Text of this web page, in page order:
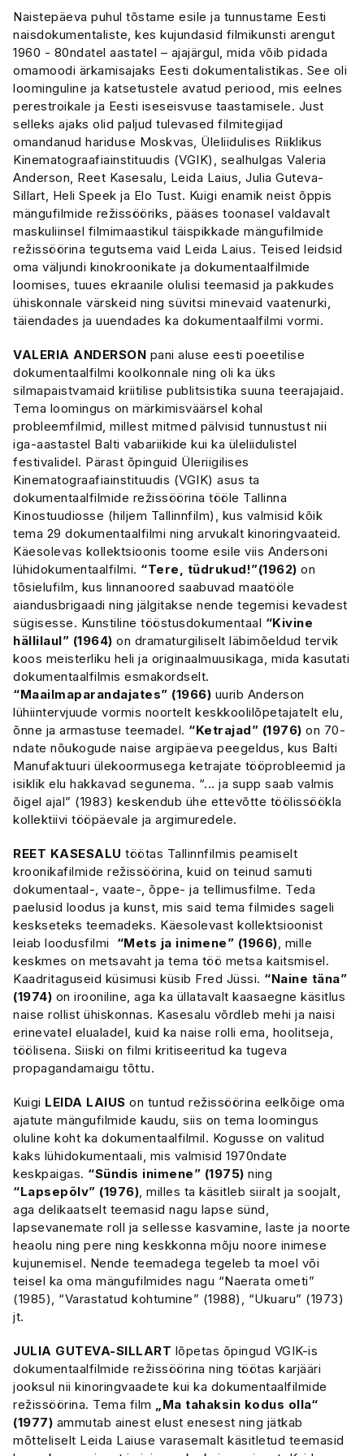
Naistepäeva puhul tõstame esile ja tunnustame Eesti
naisdokumentaliste, kes kujundasid filmikunsti arengut
1960 - 80ndatel aastatel – ajajärgul, mida võib pidada
omamoodi ärkamisajaks Eesti dokumentalistikas. See oli
loominguline ja katsetustele avatud periood, mis eelnes
perestroikale ja Eesti iseseisvuse taastamisele. Just
selleks ajaks olid paljud tulevased filmitegijad
omandanud hariduse Moskvas, Üleliidulises Riiklikus
Kinematograafiainstituudis (VGIK), sealhulgas Valeria
Anderson, Reet Kasesalu, Leida Laius, Julia Guteva-
Sillart, Heli Speek ja Elo Tust. Kuigi enamik neist õppis
mängufilmide režissööriks, pääses toonasel valdavalt
maskuliinsel filmimaastikul täispikkade mängufilmide
režissöörina tegutsema vaid Leida Laius. Teised leidsid
oma väljundi kinokroonikate ja dokumentaalfilmide
loomises, tuues ekraanile olulisi teemasid ja pakkudes
ühiskonnale värskeid ning süvitsi minevaid vaatenurki,
täiendades ja uuendades ka dokumentaalfilmi vormi.
VALERIA ANDERSON pani aluse eesti poeetilise
dokumentaalfilmi koolkonnale ning oli ka üks
silmapaistvamaid kriitilise publitsistika suuna teerajajaid.
Tema loomingus on märkimisväärsel kohal
probleemfilmid, millest mitmed pälvisid tunnustust nii
iga-aastastel Balti vabariikide kui ka üleliidulistel
festivalidel. Pärast õpinguid Üleriigilises
Kinematograafiainstituudis (VGIK) asus ta
dokumentaalfilmide režissöörina tööle Tallinna
Kinostuudiosse (hiljem Tallinnfilm), kus valmisid kõik
tema 29 dokumentaalfilmi ning arvukalt kinoringvaateid.
Käesolevas kollektsioonis toome esile viis Andersoni
lühidokumentaalfilmi. “Tere, tüdrukud!”(1962) on
tõsielufilm, kus linnanoored saabuvad maatööle
aiandusbrigaadi ning jälgitakse nende tegemisi kevadest
sügisesse. Kunstiline tööstusdokumentaal “Kivine
hällilaul” (1964) on dramaturgiliselt läbimõeldud tervik
koos meisterliku heli ja originaalmuusikaga, mida kasutati
dokumentaalfilmis esmakordselt.
“Maailmaparandajates” (1966) uurib Anderson
lühiintervjuude vormis noortelt keskkoolilõpetajatelt elu,
õnne ja armastuse teemadel. “Ketrajad” (1976) on 70-
ndate nõukogude naise argipäeva peegeldus, kus Balti
Manufaktuuri ülekoormusega ketrajate tööprobleemid ja
isiklik elu hakkavad segunema. “... ja supp saab valmis
õigel ajal” (1983) keskendub ühe ettevõtte töölissöökla
kollektiivi tööpäevale ja argimuredele.
REET KASESALU töötas Tallinnfilmis peamiselt
kroonikafilmide režissöörina, kuid on teinud samuti
dokumentaal-, vaate-, õppe- ja tellimusfilme. Teda
paelusid loodus ja kunst, mis said tema filmides sageli
keskseteks teemadeks. Käesolevast kollektsioonist
leiab loodusfilmi
“Mets ja inimene” (1966), mille
keskmes on metsavaht ja tema töö metsa kaitsmisel.
Kaadritaguseid küsimusi küsib Fred Jüssi. “Naine täna”
(1974) on irooniline, aga ka üllatavalt kaasaegne käsitlus
naise rollist ühiskonnas. Kasesalu võrdleb mehi ja naisi
erinevatel elualadel, kuid ka naise rolli ema, hoolitseja,
töölisena. Siiski on filmi kritiseeritud ka tugeva
propagandamaigu tõttu.
Kuigi LEIDA LAIUS on tuntud režissöörina eelkõige oma
ajatute mängufilmide kaudu, siis on tema loomingus
oluline koht ka dokumentaalfilmil. Kogusse on valitud
kaks lühidokumentaali, mis valmisid 1970ndate
keskpaigas. “Sündis inimene” (1975) ning
“Lapsepõlv” (1976), milles ta käsitleb siiralt ja soojalt,
aga delikaatselt teemasid nagu lapse sünd,
lapsevanemate roll ja sellesse kasvamine, laste ja noorte
heaolu ning pere ning keskkonna mõju noore inimese
kujunemisel. Nende teemadega tegeleb ta moel või
teisel ka oma mängufilmides nagu “Naerata ometi”
(1985), “Varastatud kohtumine” (1988), “Ukuaru” (1973)
jt.
JULIA GUTEVA-SILLART lõpetas õpingud VGIK-is
dokumentaalfilmide režissöörina ning töötas karjääri
jooksul nii kinoringvaadete kui ka dokumentaalfilmide
režissöörina. Tema film „Ma tahaksin kodus olla“
(1977) ammutab ainest elust enesest ning jätkab
mõtteliselt Leida Laiuse varasemalt käsitletud teemasid